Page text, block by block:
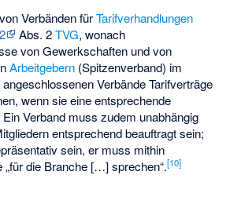
von Verbänden fürTarifverhandlungen
Abs. 2TVG, wonach
von Gewerkschaften und von
Arbeitgebern (Spitzenverband) im
Verbände Tarifverträge
wenn sie eine entsprechende
Ein Verband muss zudem unabhängig
entsprechend beauftragt sein;
sein, er muss mithin
„für die Branche […] sprechen“.[10]